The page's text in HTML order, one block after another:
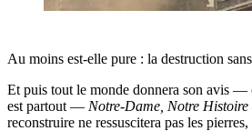
Au moins est-elle pure : la destruction
Et puis tout le monde donnera son avis —
est partout — Notre-Dame, Notre Histoire
reconstruire ne ressuscitera pas les